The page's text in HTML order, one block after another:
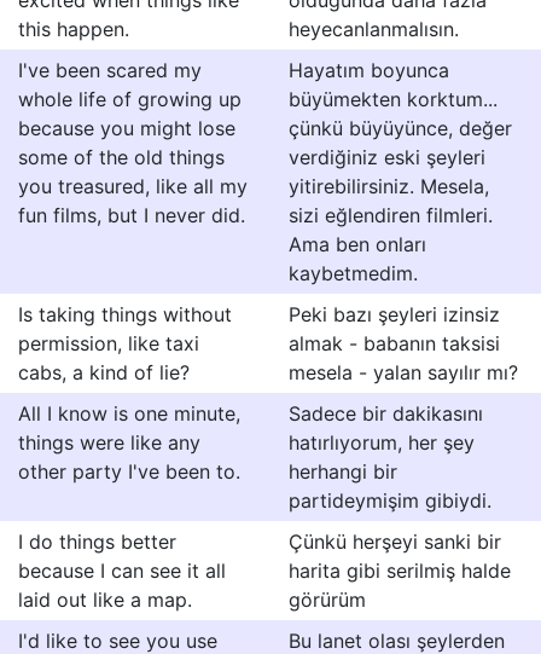
this happen.
heyecanlanmalısın.
I've been scared my
whole life of growing up
because you might lose
some of the old things
you treasured, like all my
fun films, but I never did.
Hayatım boyunca
büyümekten korktum...
çünkü büyüyünce, değer
verdiğiniz eski şeyleri
yitirebilirsiniz. Mesela,
sizi eğlendiren filmleri.
Ama ben onları
kaybetmedim.
Is taking things without
permission, like taxi
cabs, a kind of lie?
Peki bazı şeyleri izinsiz
almak - babanın taksisi
mesela - yalan sayılır mı?
All I know is one minute,
things were like any
other party I've been to.
Sadece bir dakikasını
hatırlıyorum, her şey
herhangi bir
partideymişim gibiydi.
I do things better
because I can see it all
laid out like a map.
Çünkü herşeyi sanki bir
harita gibi serilmiş halde
görürüm
I'd like to see you use
Bu lanet olası şeylerden